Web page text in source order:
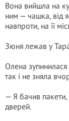
Вона вийшла на
ним — чашка, від
навпроти, на її
Зюня лежав у
Олена
так і не зняла
— Я бачив пакети,
дверей.